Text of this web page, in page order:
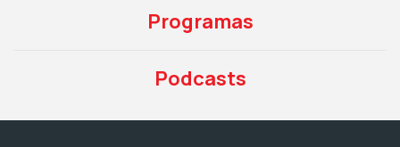
Programas
Podcasts